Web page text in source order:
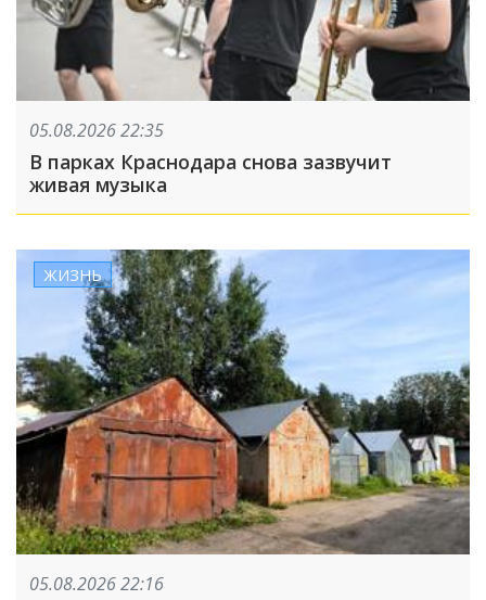
05.08.2026 22:35
В парках Краснодара снова зазвучит
живая музыка
ЖИЗНЬ
05.08.2026 22:16